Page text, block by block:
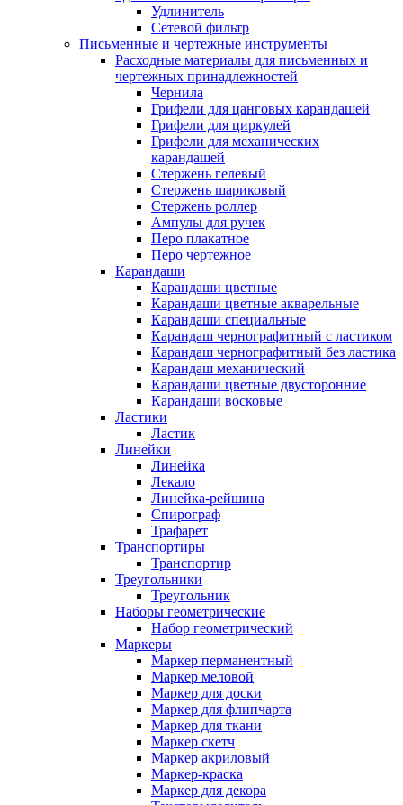
Удлинитель
Сетевой фильтр
Письменные и чертежные инструменты
Расходные материалы для письменных и
чертежных принадлежностей
Чернила
Грифели для цанговых карандашей
Грифели для циркулей
Грифели для механических
карандашей
Стержень гелевый
Стержень шариковый
Стержень роллер
Ампулы для ручек
Перо плакатное
Перо чертежное
Карандаши
Карандаши цветные
Карандаши цветные акварельные
Карандаши специальные
Карандаш чернографитный с ластиком
Карандаш чернографитный без ластика
Карандаш механический
Карандаши цветные двусторонние
Карандаши восковые
Ластики
Ластик
Линейки
Линейка
Лекало
Линейка-рейшина
Спирограф
Трафарет
Транспортиры
Транспортир
Треугольники
Треугольник
Наборы геометрические
Набор геометрический
Маркеры
Маркер перманентный
Маркер меловой
Маркер для доски
Маркер для флипчарта
Маркер для ткани
Маркер скетч
Маркер акриловый
Маркер-краска
Маркер для декора